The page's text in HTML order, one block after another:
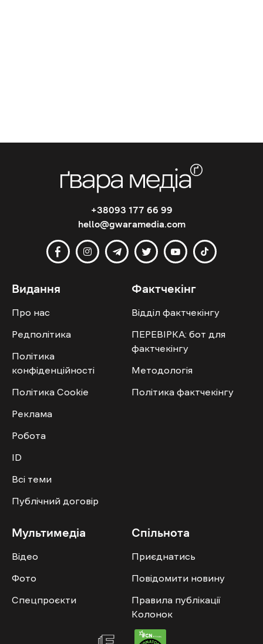
+38093 177 66 99
hello@gwaramedia.com
Видання
Про нас
Редполітика
Політика
конфіденційності
Політика Cookie
Реклама
Робота
ID
Всі теми
Публічний договір
Фактчекінг
Відділ фактчекінгу
ПЕРЕВІРКА: бот для
фактчекінгу
Методологія
Політика фактчекінгу
Мультимедіа
Відео
Фото
Спецпроєкти
Спільнота
Приєднатись
Повідомити новину
Правила публікації
Колонок